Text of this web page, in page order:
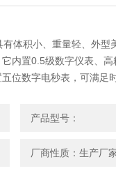
体积小、重量轻、外型
内置0.5级数字仪表、高
位数字电秒表，可满足
产品型号：
厂商性质：生产厂